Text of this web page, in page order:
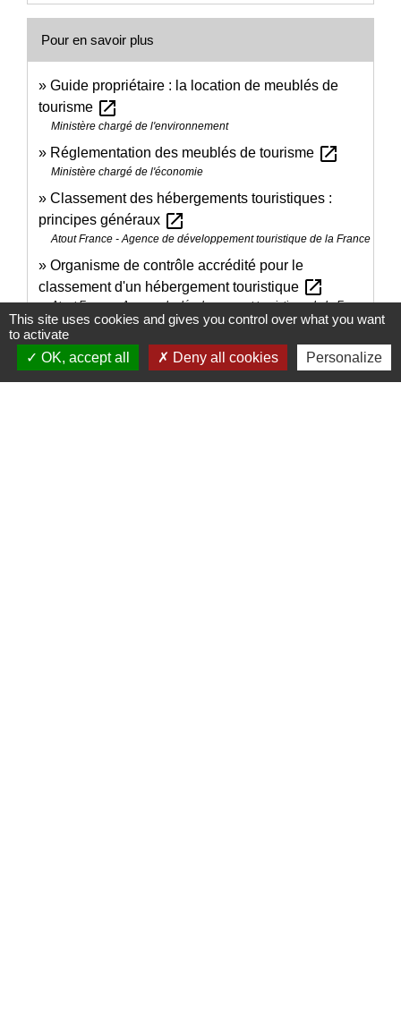
Pour en savoir plus
Guide propriétaire : la location de meublés de
tourisme open_in_new
Ministère chargé de l'environnement
Réglementation des meublés de tourisme open_in_new
Ministère chargé de l'économie
Classement des hébergements touristiques :
principes généraux open_in_new
Atout France - Agence de développement touristique de la France
Organisme de contrôle accrédité pour le
classement d'un hébergement touristique open_in_new
Atout France - Agence de développement touristique de la France
Périmètre des zones de revitalisation rurale (ZRR)
open_in_new
Agence nationale de la cohésion des territoires (ANCT)
This site uses cookies and gives you control over what you want
to activate
OK, accept all
Deny all cookies Personalize